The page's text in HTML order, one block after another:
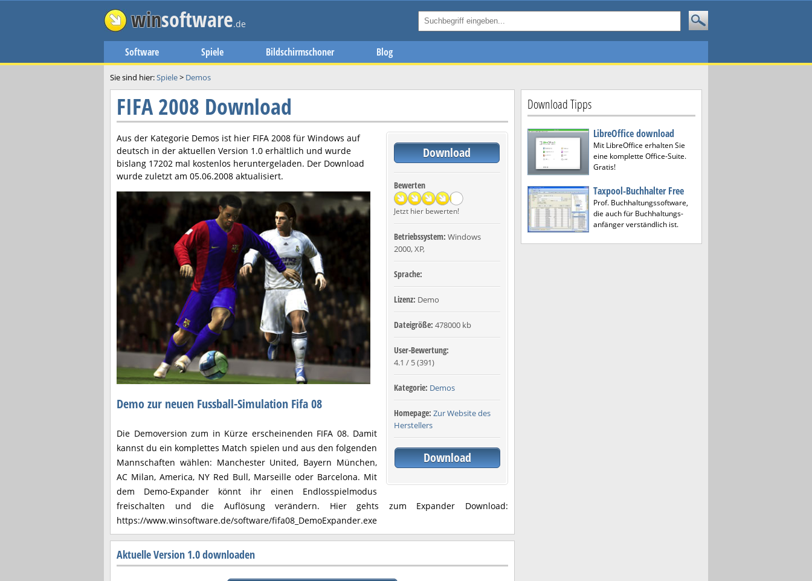
winsoftware.de
Software Spiele Bildschirmschoner Blog
Sie sind hier:Spiele> Demos
FIFA 2008 Download
Aus der Kategorie Demos ist hier FIFA 2008 für Windows auf
deutsch in der aktuellen Version 1.0 erhältlich und wurde
bislang 17202 mal kostenlos heruntergeladen. Der Download
wurde zuletzt am 05.06.2008 aktualisiert.
Download
Bewerten
Jetzt hier bewerten!
Betriebssystem: Windows
2000, XP,
Sprache:
Lizenz: Demo
Dateigröße: 478000 kb
User-Bewertung:
4.1 / 5(391)
Kategorie: Demos
Homepage: Zur Website des
Herstellers
Download
Demo zur neuen Fussball-Simulation Fifa 08
Die Demoversion zum in Kürze erscheinenden FIFA 08. Damit
kannst du ein komplettes Match spielen und aus den folgenden
Mannschaften wählen: Manchester United, Bayern München,
AC Milan, America, NY Red Bull, Marseille oder Barcelona. Mit
dem Demo-Expander könnt ihr einen Endlosspielmodus
freischalten und die Auflösung verändern. Hier gehts zum Expander Download:
https://www.winsoftware.de/software/fifa08_DemoExpander.exe
Aktuelle Version 1.0 downloaden
Download Tipps
LibreOffice download
Mit LibreOffice erhalten Sie
eine komplette Office-Suite.
Gratis!
Taxpool-Buchhalter Free
Prof. Buchhaltungssoftware,
die auch für Buchhaltungs-
anfänger verständlich ist.